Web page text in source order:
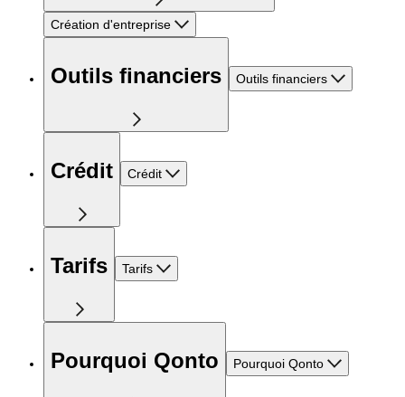
Création d'entreprise
Outils financiers Outils financiers
Crédit Crédit
Tarifs Tarifs
Pourquoi Qonto Pourquoi Qonto